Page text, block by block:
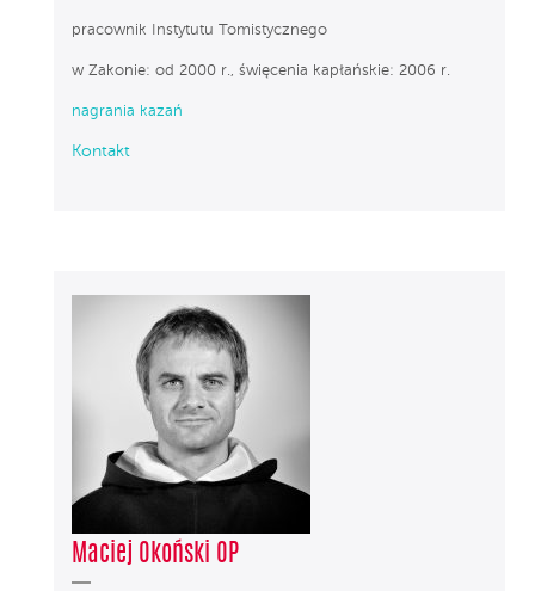
pracownik Instytutu Tomistycznego
w Zakonie: od 2000 r., święcenia kapłańskie: 2006 r.
nagrania kazań
Kontakt
Maciej Okoński OP